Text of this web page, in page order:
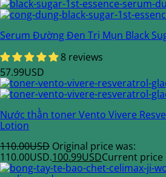
Serum Đường Đen Trị Mụn Black
8 reviews
57.99USD
Nước thần toner Vento Vivere
Lotion
110.00USD Original price was:
110.00USD.100.99USDCurrent price